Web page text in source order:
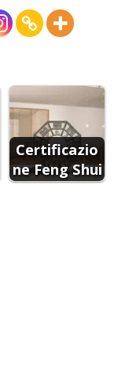
Certificazio
ne Feng Shui